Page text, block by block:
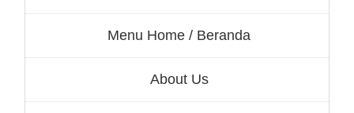
Menu Home / Beranda
About Us